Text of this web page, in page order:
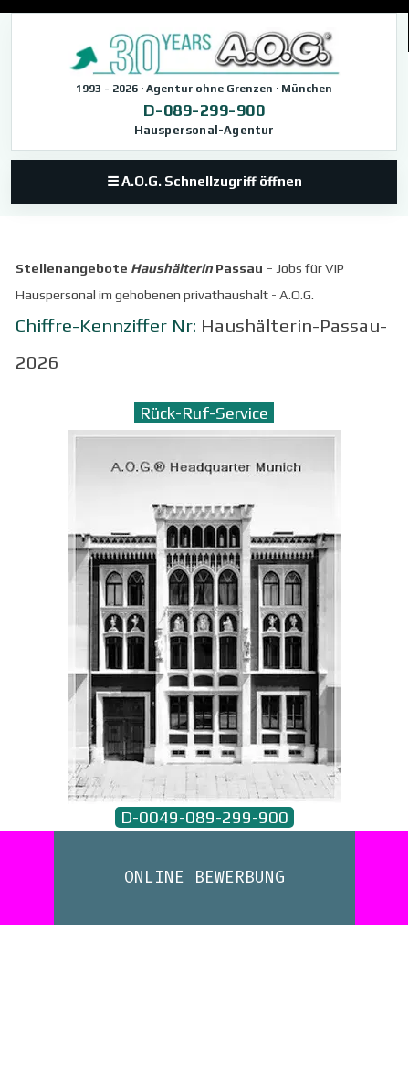
1993 - 2026 · Agentur ohne Grenzen · München
D-089-299-900
Hauspersonal-Agentur
☰ A.O.G. Schnellzugriff öffnen
Stellenangebote HaushälterinPassau – Jobs für VIP
Hauspersonal im gehobenen privathaushalt - A.O.G.
Chiffre-Kennziffer Nr: Haushälterin-Passau-
2026
Rück-Ruf-Service
D-0049-089-299-900
ONLINE BEWERBUNG